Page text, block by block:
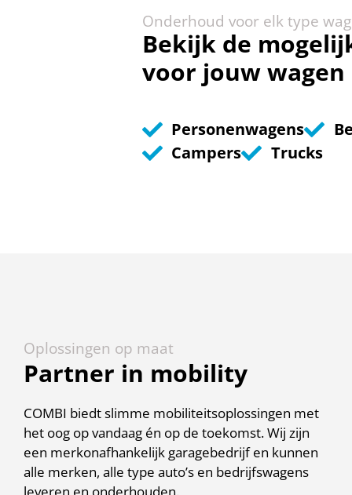
Onderhoud voor elk type
Bekijk de
voor jouw wagen
Personenwagens
Campers
Trucks
Oplossingen op maat
Partner in mobility
COMBI biedt slimme mobiliteitsoplossingen met
het oog op vandaag én op de toekomst. Wij zijn
een merkonafhankelijk garagebedrijf en kunnen
alle merken, alle type auto’s en bedrijfswagens
leveren en onderhouden.